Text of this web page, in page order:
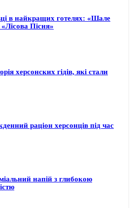
в найкращих готелях: «Шале
Пісня»
херсонских гідів, які стали
раціон херсонців під час
напій з глибокою